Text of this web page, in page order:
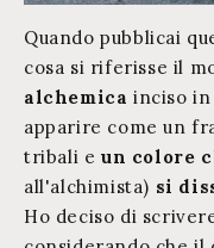
Quando pubblicai
cosa si riferisse il
alchemica inciso
apparire come un
tribali e un colore
all'alchimista) si
Ho deciso di